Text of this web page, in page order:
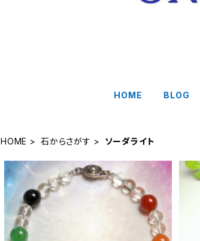
HOME BLOG
HOME 石からさがす ソーダライト
チャクラヒーリングブレスレット